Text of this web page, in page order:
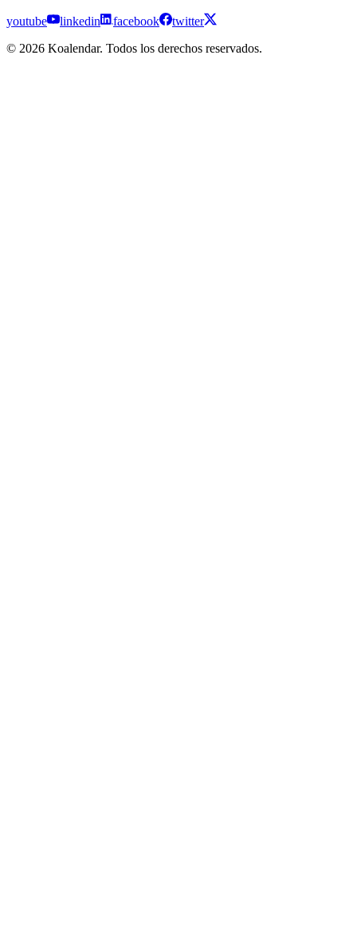
youtube linkedin facebook
twitter
© 2026 Koalendar. Todos los derechos reservados.